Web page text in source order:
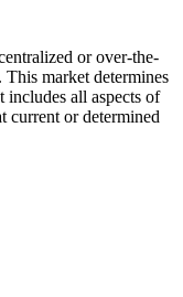
or over-the-
market determines
includes all aspects of
current or determined